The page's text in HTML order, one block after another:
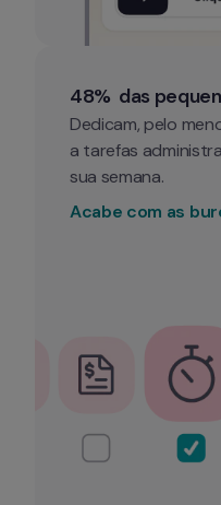
48%  das
Dedicam, pelo
a tarefas
sua semana.
Acabe com as